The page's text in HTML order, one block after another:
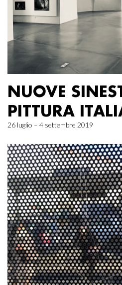
NUOVE
PITTURA
26 luglio – 4 settembre 2019